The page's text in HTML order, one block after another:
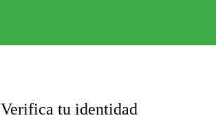
Verifica tu identidad